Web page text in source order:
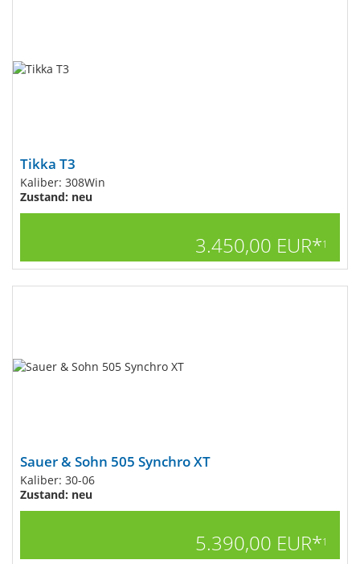
Tikka T3
Kaliber: 308Win
Zustand: neu
3.450,00 EUR*1
Sauer & Sohn 505 Synchro XT
Kaliber: 30-06
Zustand: neu
5.390,00 EUR*1